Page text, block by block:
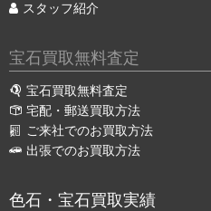
スタッフ紹介
宝石買取無料査定
宝石買取無料査定
宅配・郵送買取方法
ご来社でのお買取方法
出張でのお買取方法
色石・宝石買取実績